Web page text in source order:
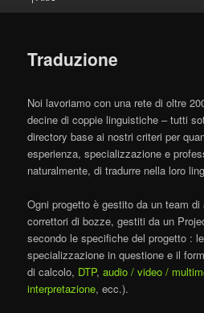
Traduzione
Noi lavoriamo con una rete di oltre
decine di coppie linguistiche – tutti
directory base ai nostri criteri per
esperienza, specializzazione e
naturalmente, di tradurre nella loro
Ogni progetto è gestito da un team
correttori di bozze, gestiti da un
secondo le specifiche del progetto :
specializzazione in questione e il
di calcolo, DTP,audio / video /
interpretazione, ecc.).